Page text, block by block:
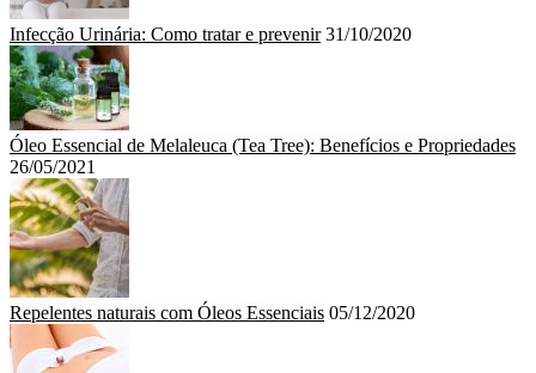
Infecção Urinária: Como tratar e prevenir 31/10/2020
Óleo Essencial de Melaleuca (Tea Tree): Benefícios e Propriedades
26/05/2021
Repelentes naturais com Óleos Essenciais 05/12/2020